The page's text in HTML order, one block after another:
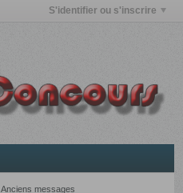
S'identifier ou s'inscrire
Anciens messages